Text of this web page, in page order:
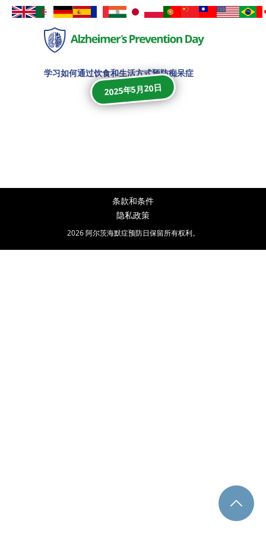
学习如何通过饮食和生活方式预防痴呆症
2025年5月20日
条款和条件
隐私政策
2026 阿尔茨海默症预防日保留所有权利。